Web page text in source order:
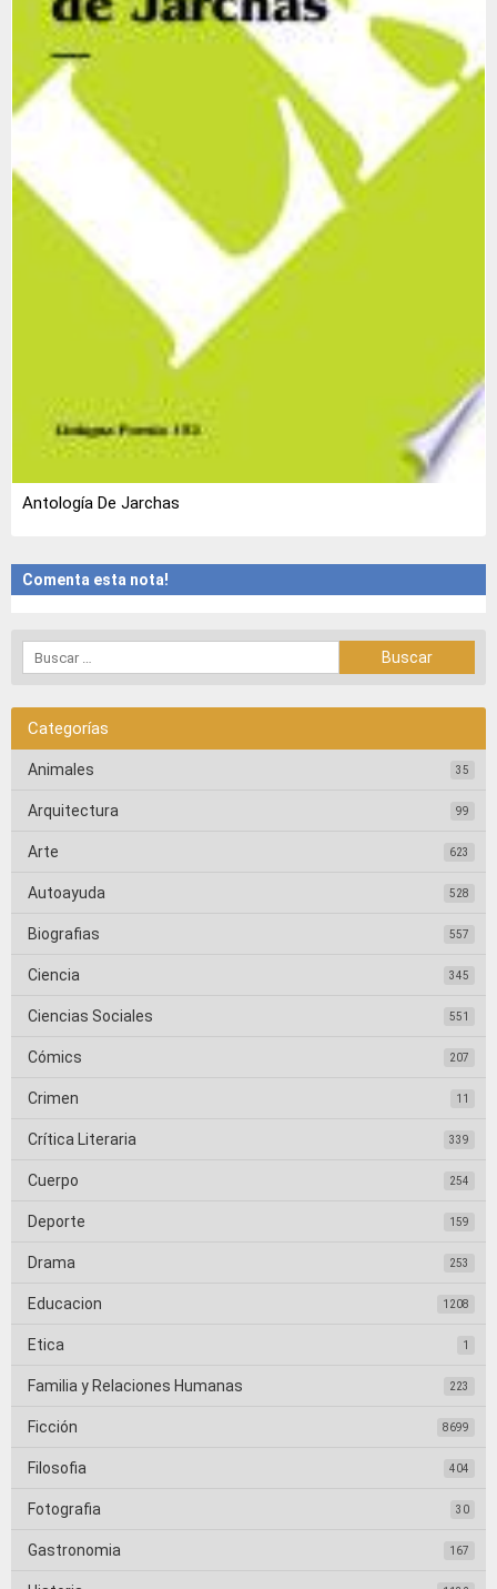
Antología De Jarchas
Comenta esta nota!
Categorías
Animales 35
Arquitectura 99
Arte 623
Autoayuda 528
Biografias 557
Ciencia 345
Ciencias Sociales 551
Cómics 207
Crimen 11
Crítica Literaria 339
Cuerpo 254
Deporte 159
Drama 253
Educacion 1208
Etica 1
Familia y Relaciones Humanas 223
Ficción 8699
Filosofia 404
Fotografia 30
Gastronomia 167